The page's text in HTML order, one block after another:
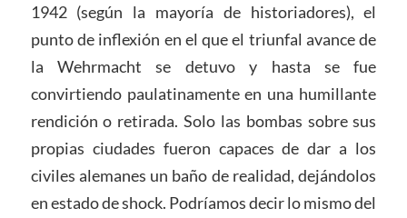
1942 (según la mayoría de historiadores), el
punto de inflexión en el que el triunfal avance de
la Wehrmacht se detuvo y hasta se fue
convirtiendo paulatinamente en una humillante
rendición o retirada. Solo las bombas sobre sus
propias ciudades fueron capaces de dar a los
civiles alemanes un baño de realidad, dejándolos
en estado de shock. Podríamos decir lo mismo del